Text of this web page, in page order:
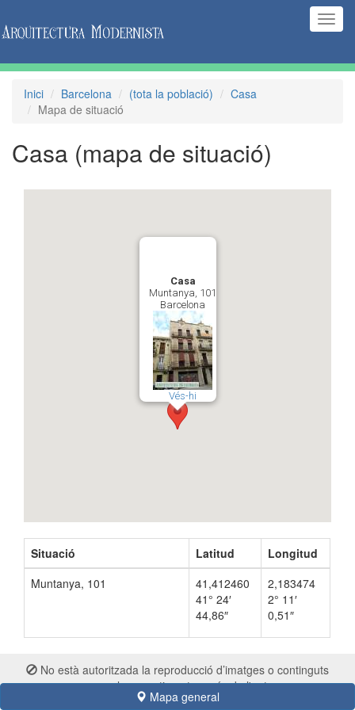
Inici Barcelona (tota la població)
Casa
Mapa de situació
Casa (mapa de situació)
Casa
Muntanya, 101
Barcelona
Vés-hi
Situació Latitud
Longitud
Muntanya, 101
41,412460
41° 24′
44,86″
2,183474
2° 11′
0,51″
Mapa general
No està autoritzada la reproducció d’imatges o continguts
sense el consentiment exprés de l'autor